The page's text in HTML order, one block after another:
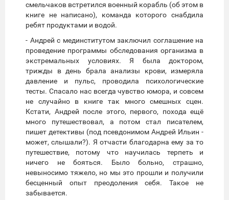
смельчаков встретился военный корабль (об этом в
книге не написано), команда которого снабдила
ребят продуктами и водой.
- Андрей с мединститутом заключил соглашение на
проведение программы обследования организма в
экстремальных условиях. Я была доктором,
трижды в день брала анализы крови, измеряла
давление и пульс, проводила психологические
тесты. Спасало нас всегда чувство юмора, и совсем
не случайно в книге так много смешных сцен.
Кстати, Андрей после этого, первого, похода ещё
много путешествовал, а потом стал писателем,
пишет детективы (под псевдонимом Андрей Ильин -
может, слышали?). Я отчасти благодарна ему за то
путешествие, потому что научилась терпеть и
ничего не бояться. Было больно, страшно,
невыносимо тяжело, но мы это прошли и получили
бесценный опыт преодоления себя. Такое не
забывается.